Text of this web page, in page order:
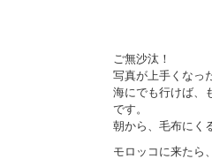
ご無沙汰！
写真が上手くなっ
海にでも行けば、
です。
朝から、毛布にく
モロッコに来たら